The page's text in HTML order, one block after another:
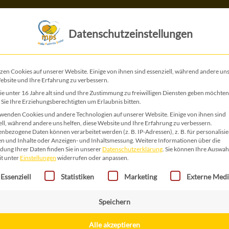
MPS AB01
1,00
MPS
IN
Datenschutzeinstellungen
Cookies auf unserer Website. Einige von ihnen sind essenziell, während andere
und Ihre Erfahrung zu verbessern.
unter 16 Jahre alt sind und Ihre Zustimmung zu freiwilligen Diensten geben
Sie Ihre Erziehungsberechtigten um Erlaubnis bitten.
Cookies und andere Technologien auf unserer Website. Einige von ihnen sind
während andere uns helfen, diese Website und Ihre Erfahrung zu verbessern.
Daten können verarbeitet werden (z. B. IP-Adressen), z. B. für
und Inhalte oder Anzeigen- und Inhaltsmessung. Weitere Informationen über die
Ihrer Daten finden Sie in unserer Datenschutzerklärung. Sie können Ihre
unterEinstellungen widerrufen oder anpassen.
eine Liste der Service-Gruppen, für die eine Einwilligung erteilt
Essenziell Statistiken Marketing Externe
Speichern
Alle akzeptieren